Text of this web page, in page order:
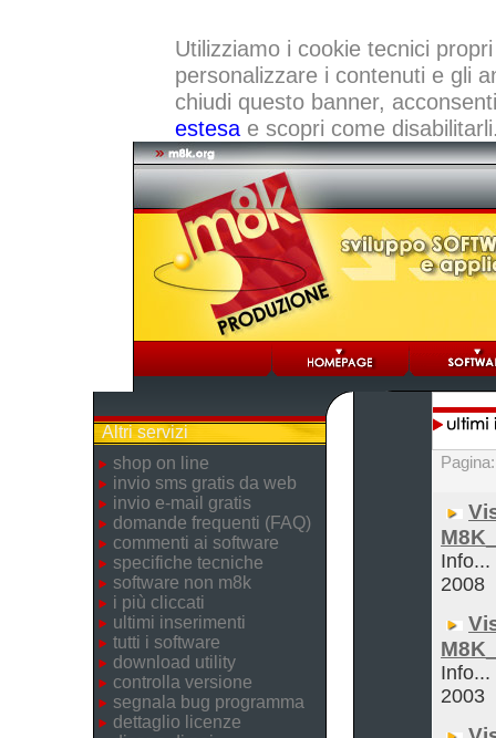
Utilizziamo i cookie tecnici
personalizzare i contenuti e gli
chiudi questo banner,
estesae scopri come
Altri servizi
shop on line
invio sms gratis da web
invio e-mail gratis
domande frequenti (FAQ)
commenti ai software
specifiche tecniche
software non m8k
i più cliccati
ultimi inserimenti
tutti i software
download utility
controlla versione
segnala bug programma
dettaglio licenze
Info...
2008
Info...
2003